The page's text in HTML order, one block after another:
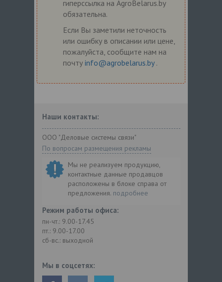
гиперссылка на AgroBelarus.by
обязательна.
Если Вы заметили неточность
или ошибку в описании или цене,
пожалуйста, сообщите нам на
почту info@agrobelarus.by .
Наши контакты:
ООО "Деловые системы связи"
По вопросам размещения рекламы
Мы не реализуем продукцию,
контактные данные продавцов
расположены в блоке справа от
предложения. подробнее
Режим работы офиса:
пн-чт.: 9.00-17.45
пт.: 9.00-17.00
сб-вс.: выходной
Мы в соцсетях: